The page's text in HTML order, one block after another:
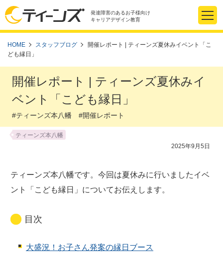
発達障害のあるお子様向け
キャリアデザイン教育
HOME スタッフブログ
開催レポート | ティーンズ夏休みイベント「こ
ども縁日」
開催レポート | ティーンズ夏休みイ
ベント「こども縁日」
#ティーンズ本八幡 #開催レポート
ティーンズ本八幡
2025年9月5日
ティーンズ本八幡です。今回は夏休みに行いましたイベ
ント「こども縁日」についてお伝えします。
目次
大盛況！お子さん発案の縁日ブース